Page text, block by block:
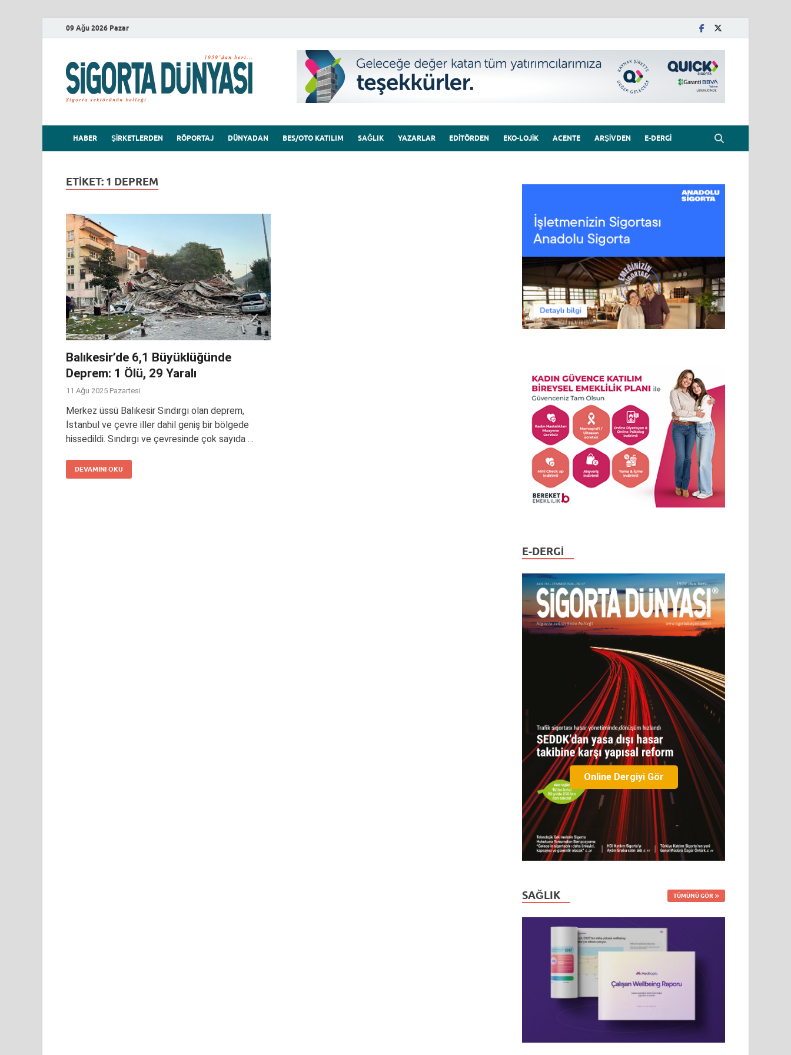
09 Ağu 2026 Pazar
Sigorta Dünyası
Sigorta sektörünün belleği
HABER ŞIRKETLERDEN RÖPORTAJ DÜNYADAN BES/OTO KATILIM SAĞLIK YAZARLAR EDITÖRDEN EKO-LOJIK ACENTE ARŞIVDEN E-DERGI
ETIKET: 1 DEPREM
Balıkesir’de 6,1 Büyüklüğünde
Deprem: 1 Ölü, 29 Yaralı
11 Ağu 2025 Pazartesi
Merkez üssü Balıkesir Sındırgı olan deprem,
İstanbul ve çevre iller dahil geniş bir bölgede
hissedildi. Sındırgı ve çevresinde çok sayıda …
DEVAMINI OKU
E-DERGI
Online Dergiyi Gör
SAĞLIK TÜMÜNÜ GÖR